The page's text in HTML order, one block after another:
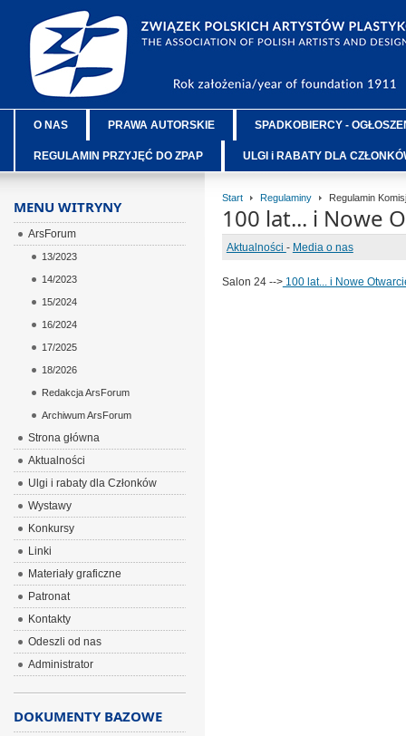
O NAS PRAWA AUTORSKIE SPADKOBIERCY -
REGULAMIN PRZYJĘĆ DO ZPAP ULGI i RABATY DLA
Start Regulaminy Regulamin
100 lat... i Nowe
Aktualności - Media o nas
Salon 24 -->100 lat... i Nowe
MENU WITRYNY
ArsForum
13/2023
14/2023
15/2024
16/2024
17/2025
18/2026
Redakcja ArsForum
Archiwum ArsForum
Strona główna
Aktualności
Ulgi i rabaty dla Członków
Wystawy
Konkursy
Linki
Materiały graficzne
Patronat
Kontakty
Odeszli od nas
Administrator
DOKUMENTY BAZOWE